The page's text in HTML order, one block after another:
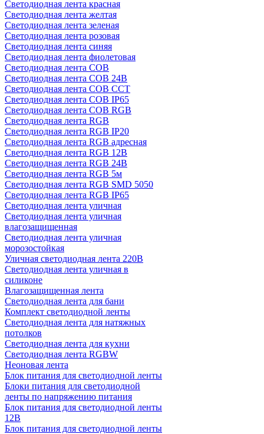
Светодиодная лента красная
Светодиодная лента желтая
Светодиодная лента зеленая
Светодиодная лента розовая
Светодиодная лента синяя
Светодиодная лента фиолетовая
Светодиодная лента COB
Светодиодная лента COB 24В
Светодиодная лента COB CCT
Светодиодная лента COB IP65
Светодиодная лента COB RGB
Светодиодная лента RGB
Светодиодная лента RGB IP20
Светодиодная лента RGB адресная
Светодиодная лента RGB 12В
Светодиодная лента RGB 24В
Светодиодная лента RGB 5м
Светодиодная лента RGB SMD 5050
Светодиодная лента RGB IP65
Светодиодная лента уличная
Светодиодная лента уличная
влагозащищенная
Светодиодная лента уличная
морозостойкая
Уличная светодиодная лента 220В
Светодиодная лента уличная в
силиконе
Влагозащищенная лента
Светодиодная лента для бани
Комплект светодиодной ленты
Светодиодная лента для натяжных
потолков
Светодиодная лента для кухни
Светодиодная лента RGBW
Неоновая лента
Блок питания для светодиодной ленты
Блоки питания для светодиодной
ленты по напряжению питания
Блок питания для светодиодной ленты
12В
Блок питания для светодиодной ленты